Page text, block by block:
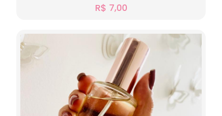
R$ 7,00